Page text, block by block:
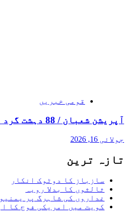
قومی خبریں
آپریشن شعبان / 88 دہشت گرد ہلاک
جولائی 16, 2026
تازہ ترین
سازباز کا دوٹوک انکار
ثالثوں کا بدلا رویہ
غداروں کی شاہرگ پر
کویت میں امریکی فوج کا